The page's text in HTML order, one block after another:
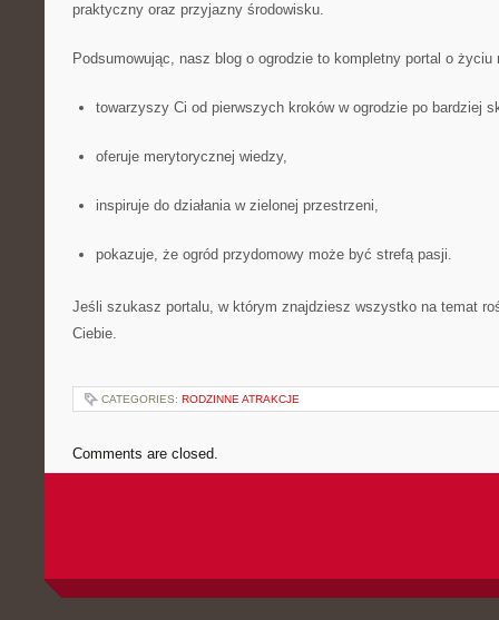
praktyczny oraz przyjazny środowisku.
Podsumowując, nasz blog o ogrodzie to kompletny portal o życiu
towarzyszy Ci od pierwszych kroków w ogrodzie po bardziej
oferuje merytorycznej wiedzy,
inspiruje do działania w zielonej przestrzeni,
pokazuje, że ogród przydomowy może być strefą pasji.
Jeśli szukasz portalu, w którym znajdziesz wszystko na temat
Ciebie.
CATEGORIES: RODZINNE ATRAKCJE
Comments are closed.